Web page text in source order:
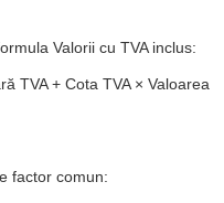
Valorii cu TVA inclus:
TVA + Cota TVA × Valoarea
factor comun: